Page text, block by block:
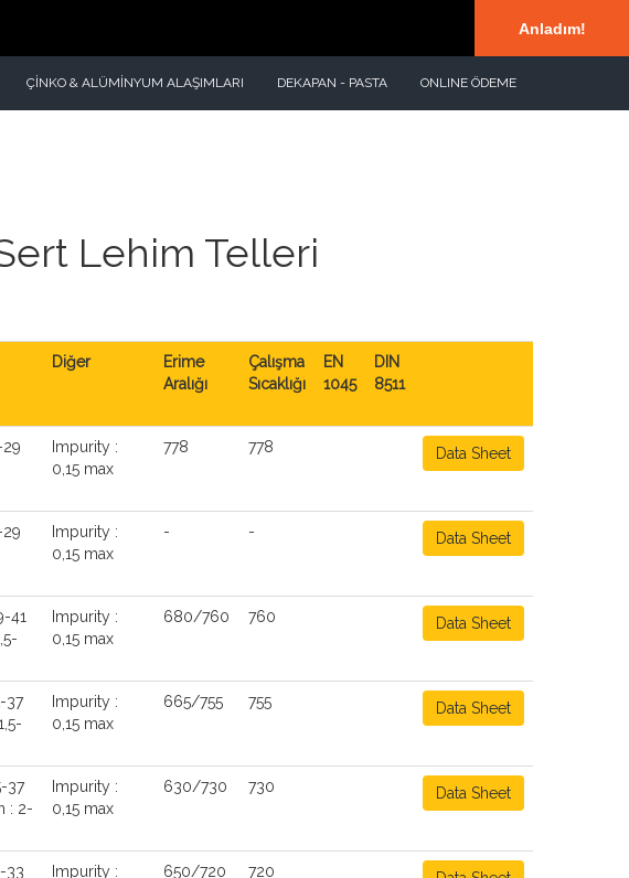
Anladım!
ÇİNKO & ALÜMİNYUM ALAŞIMLARI DEKAPAN - PASTA ONLINE ÖDEME
Lehim Telleri
Diğer
Erime
Aralığı
Çalışma
Sıcaklığı
EN
1045
DIN
8511
Impurity :
0,15 max
778 778 Data Sheet
Impurity :
0,15 max
- - Data Sheet
41
Impurity :
0,15 max
680/760 760 Data Sheet
37
Impurity :
0,15 max
665/755 755 Data Sheet
37
: 2-
Impurity :
0,15 max
630/730 730 Data Sheet
33
Impurity :
650/720 720